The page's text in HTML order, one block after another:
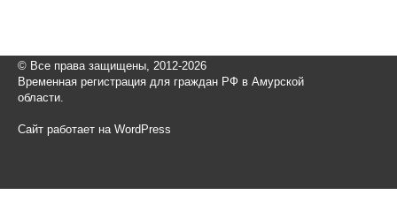
© Все права защищены, 2012-2026
Временная регистрация для граждан РФ в Амурской
области.
Сайт работает на WordPress